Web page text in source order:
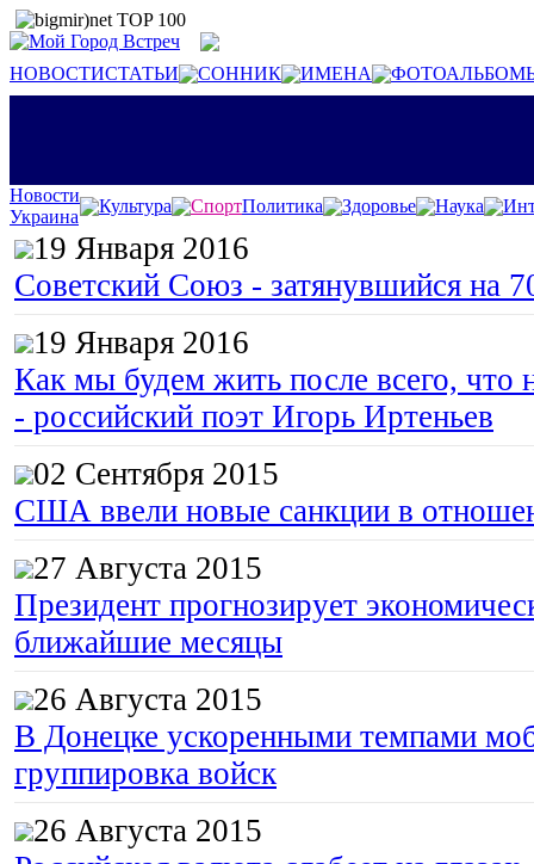
НОВОСТИСТАТЬИ СОННИК ИМЕНА
Новости
Украина
Культура СпортПолитика Здоровье Наука
19 Января 2016
Советский Союз - затянувшийся на
19 Января 2016
Как мы будем жить после всего, что
- российский поэт Игорь Иртеньев
02 Сентября 2015
США ввели новые санкции в
27 Августа 2015
Президент прогнозирует
ближайшие месяцы
26 Августа 2015
В Донецке ускоренными темпами
группировка войск
26 Августа 2015